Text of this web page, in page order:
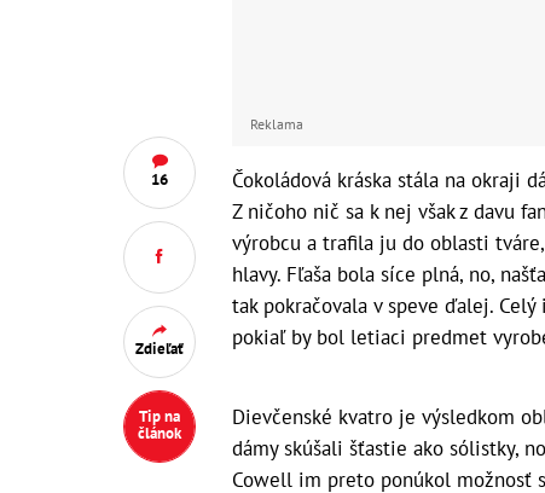
16
Zdieľať
Tip na
článok
Reklama
Čokoládová kráska stála na okraji
Z ničoho nič sa k nej však z davu
výrobcu a trafila ju do oblasti
hlavy. Fľaša bola síce plná, no,
tak pokračovala v speve ďalej.
pokiaľ by bol letiaci predmet
Dievčenské kvatro je výsledkom
dámy skúšali šťastie ako sólistky,
Cowell im preto ponúkol možnosť